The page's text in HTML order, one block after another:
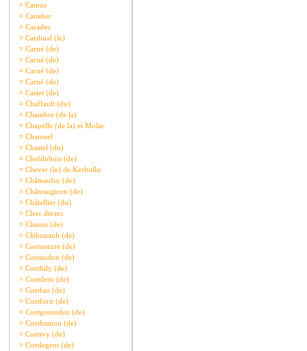
¤ Camus
¤ Canaber
¤ Caradec
¤ Cardinal (le)
¤ Carné (de)
¤ Carné (de)
¤ Carné (de)
¤ Carné (de)
¤ Castet (de)
¤ Chaffault (du)
¤ Chambre (de la)
¤ Chapelle (de la) et Molac
¤ Charruel
¤ Chastel (du)
¤ Chefdubois (de)
¤ Chever (le) de Kerbullic
¤ Châteaufur (de)
¤ Châteaugiron (de)
¤ Châtellier (du)
¤ Clerc divers
¤ Clisson (de)
¤ Cléhunault (de)
¤ Coetanezre (de)
¤ Coetaudon (de)
¤ Coetbily (de)
¤ Coetderu (de)
¤ Coetfao (de)
¤ Coetforn (de)
¤ Coetgoureden (de)
¤ Coethamon (de)
¤ Coetivy (de)
¤ Coetlegent (de)